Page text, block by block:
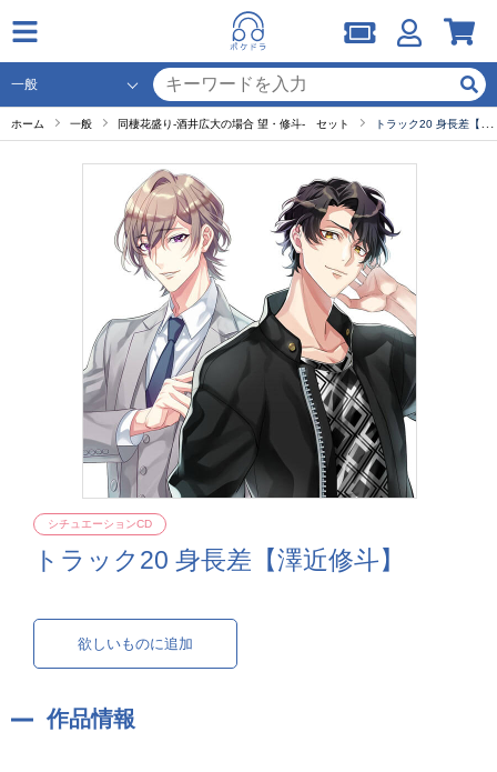
ホーム 一般 同棲花盛り-酒井広大の場合 望・修斗- セット トラック20 身長差【澤近修斗】
トラック20 身長差【澤近修斗】
シチュエーションCD
欲しいものに追加
作品情報